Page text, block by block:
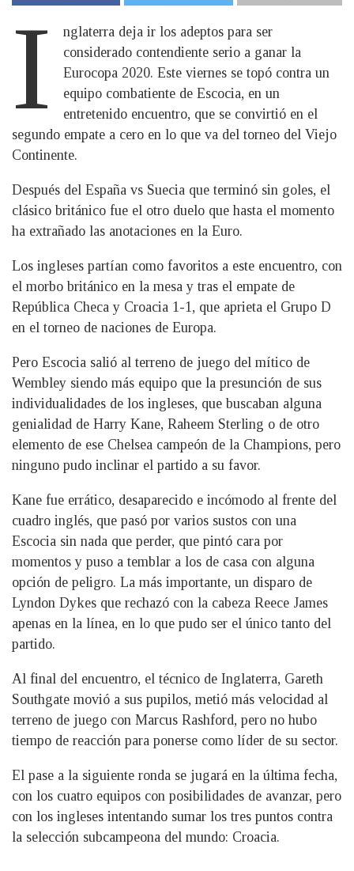
I
nglaterra deja ir los adeptos para ser
considerado contendiente serio a ganar la
Eurocopa 2020. Este viernes se topó contra un
equipo combatiente de Escocia, en un
entretenido encuentro, que se convirtió en el
segundo empate a cero en lo que va del torneo del Viejo
Continente.
Después del España vs Suecia que terminó sin goles, el
clásico británico fue el otro duelo que hasta el momento
ha extrañado las anotaciones en la Euro.
Los ingleses partían como favoritos a este encuentro, con
el morbo británico en la mesa y tras el empate de
República Checa y Croacia 1-1, que aprieta el Grupo D
en el torneo de naciones de Europa.
Pero Escocia salió al terreno de juego del mítico de
Wembley siendo más equipo que la presunción de sus
individualidades de los ingleses, que buscaban alguna
genialidad de Harry Kane, Raheem Sterling o de otro
elemento de ese Chelsea campeón de la Champions, pero
ninguno pudo inclinar el partido a su favor.
Kane fue errático, desaparecido e incómodo al frente del
cuadro inglés, que pasó por varios sustos con una
Escocia sin nada que perder, que pintó cara por
momentos y puso a temblar a los de casa con alguna
opción de peligro. La más importante, un disparo de
Lyndon Dykes que rechazó con la cabeza Reece James
apenas en la línea, en lo que pudo ser el único tanto del
partido.
Al final del encuentro, el técnico de Inglaterra, Gareth
Southgate movió a sus pupilos, metió más velocidad al
terreno de juego con Marcus Rashford, pero no hubo
tiempo de reacción para ponerse como líder de su sector.
El pase a la siguiente ronda se jugará en la última fecha,
con los cuatro equipos con posibilidades de avanzar, pero
con los ingleses intentando sumar los tres puntos contra
la selección subcampeona del mundo: Croacia.